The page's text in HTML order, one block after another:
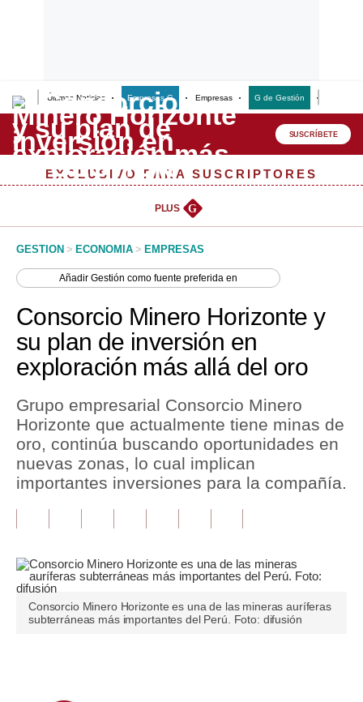
Últimas Noticias Empresas G Empresas G de Gestión
Lo último
Peru Quiosco
Management & Empleo
Perú
Política
Finanzas Personales
Inmobiliarias
Plus G
Pregunta de hoy
Blogs
SUSCRÍBETE
EXCLUSIVO PARA SUSCRIPTORES
PLUS G
GESTION > ECONOMIA > EMPRESAS
AñadirGestión como fuente preferida en
Consorcio Minero Horizonte y
su plan de inversión en
exploración más allá del oro
Grupo empresarial Consorcio Minero
Horizonte que actualmente tiene minas de
oro, continúa buscando oportunidades en
nuevas zonas, lo cual implican
importantes inversiones para la compañía.
Consorcio Minero Horizonte es una de las mineras auríferas
subterráneas más importantes del Perú. Foto: difusión